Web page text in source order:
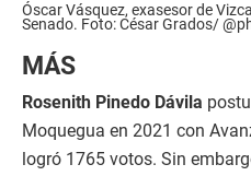
Óscar Vásquez, exasesor de
Senado. Foto: César Grados/
MÁS
Rosenith Pinedo Dávila
Moquegua en 2021 con
logró 1765 votos. Sin